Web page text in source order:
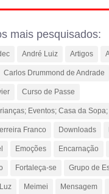
mais pesquisados:
André Luiz Artigos
Carlos Drummond de Andrade
Curso de Passe
Eventos; Casa da Sopa;
Franco Downloads
Emoções Encarnação
Fortaleça-se Grupo de
Luz Meimei Mensagem